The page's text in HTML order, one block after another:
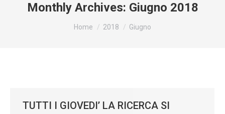
Monthly Archives: Giugno 2018
You are here:
Home 2018 Giugno
TUTTI I GIOVEDI’ LA RICERCA SI